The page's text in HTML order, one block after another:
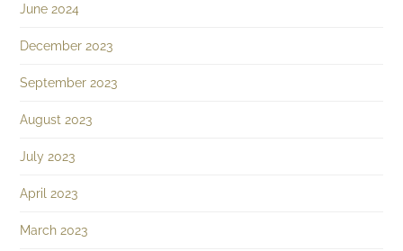
June 2024
December 2023
September 2023
August 2023
July 2023
April 2023
March 2023